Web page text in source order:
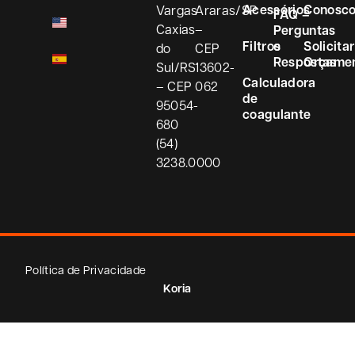
Vargas
Caxias
do
Sul/RS
– CEP
95054-
680
(54)
3238.0000
Araras/SP
–
CEP
13602-
062
Acessórios
Filtros
Calculadora
de
coagulante
FAQ –
Perguntas
e
Respostas
Solicitar
Política de Privacidade
Koria